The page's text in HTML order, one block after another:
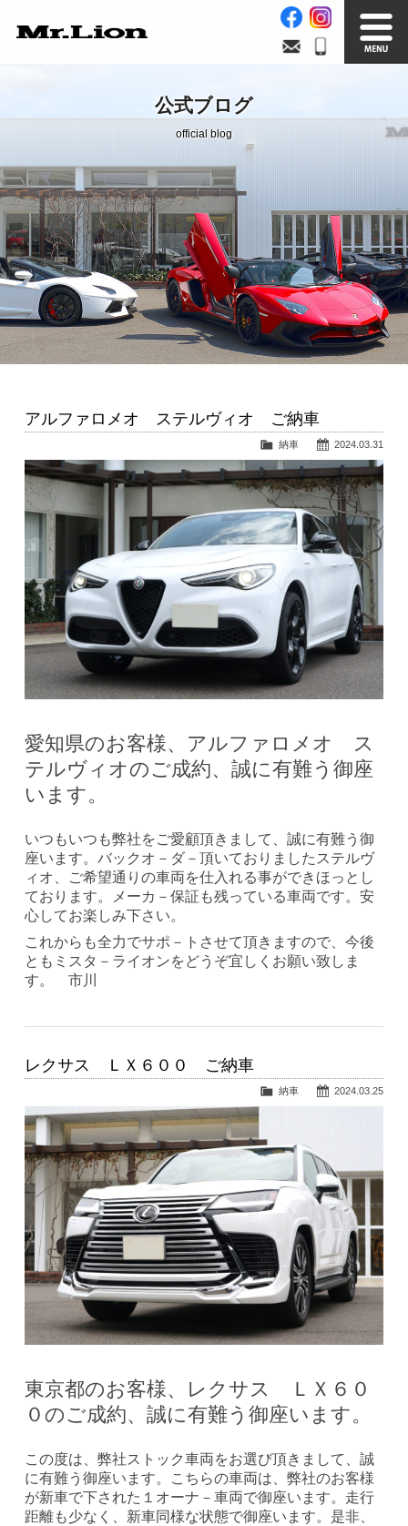
在庫車情報 買取無料査定
Factory
自社工場 サービス案内
Official Blog
公式ブログ
Company info.
会社案内
公式ブログ
official blog
アルファロメオ ステルヴィオ ご納車
2024.03.31
納車
愛知県のお客様、アルファロメオ ス
テルヴィオのご成約、誠に有難う御座
います。
いつもいつも弊社をご愛顧頂きまして、誠に有難う御
座います。バックオ－ダ－頂いておりましたステルヴ
ィオ、ご希望通りの車両を仕入れる事ができほっとし
ております。メーカ－保証も残っている車両です。安
心してお楽しみ下さい。
これからも全力でサポ－トさせて頂きますので、今後
ともミスタ－ライオンをどうぞ宜しくお願い致しま
す。 市川
レクサス ＬＸ６００ ご納車
2024.03.25
納車
東京都のお客様、レクサス ＬＸ６０
０のご成約、誠に有難う御座います。
この度は、弊社ストック車両をお選び頂きまして、誠
に有難う御座います。こちらの車両は、弊社のお客様
が新車で下された１オーナ－車両で御座います。走行
距離も少なく、新車同様な状態で御座います。是非、